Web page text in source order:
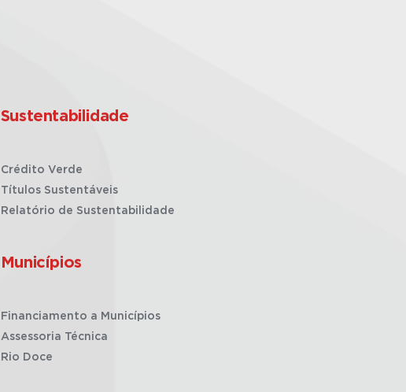
Sustentabilidade
Crédito Verde
Títulos Sustentáveis
Relatório de Sustentabilidade
Municípios
Financiamento a Municípios
Assessoria Técnica
Rio Doce